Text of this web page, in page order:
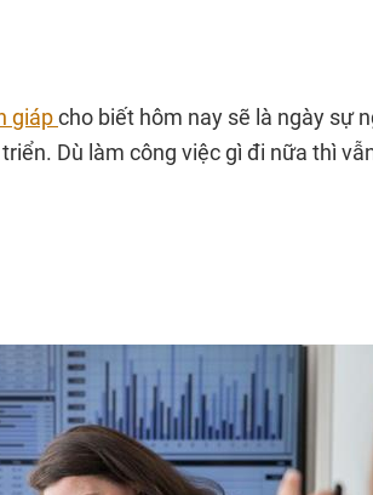
giápcho biết hôm nay sẽ là ngày sự
Dù làm công việc gì đi nữa thì